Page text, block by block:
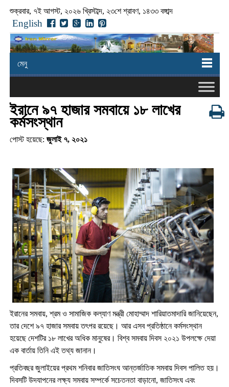
শুক্রবার, ৭ই আগস্ট, ২০২৬ খ্রিস্টাব্দ, ২৩শে শ্রাবণ, ১৪৩৩ বঙ্গাব্দ
English
মেনু
ইরানে ৯৭ হাজার সমবায়ে ১৮ লাখের
কর্মসংস্থান
পোস্ট হয়েছে: জুলাই ৭, ২০২১
ইরানের সমবায়, শ্রম ও সামাজিক কল্যাণ মন্ত্রী মোহাম্মাদ শারিয়াতমাদারি জানিয়েছেন,
তার দেশে ৯৭ হাজার সমবায় তৎপর রয়েছে। আর এসব প্রতিষ্ঠানে কর্মসংস্থান
হয়েছে দেশটির ১৮ লাখের অধিক মানুষের। বিশ্ব সমবায় দিবস ২০২১ উপলক্ষে দেয়া
এক বার্তায় তিনি এই তথ্য জানান।
প্রতিবছর জুলাইয়ের প্রথম শনিবার জাতিসংঘ আন্তর্জাতিক সমবায় দিবস পালিত হয়।
দিবসটি উদযাপনের লক্ষ্য সমবায় সম্পর্কে সচেতনতা বাড়ানো, জাতিসংঘ এবং